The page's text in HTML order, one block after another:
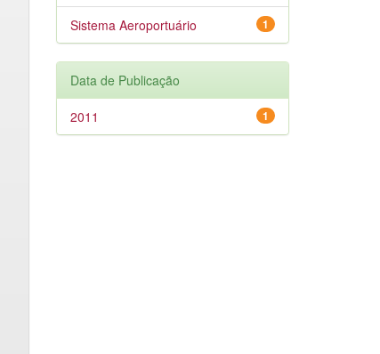
1
Sistema Aeroportuário
Data de Publicação
1
2011